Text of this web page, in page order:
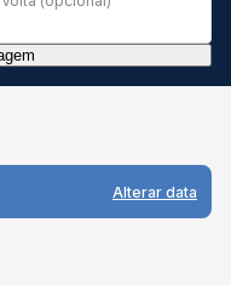
Alterar data